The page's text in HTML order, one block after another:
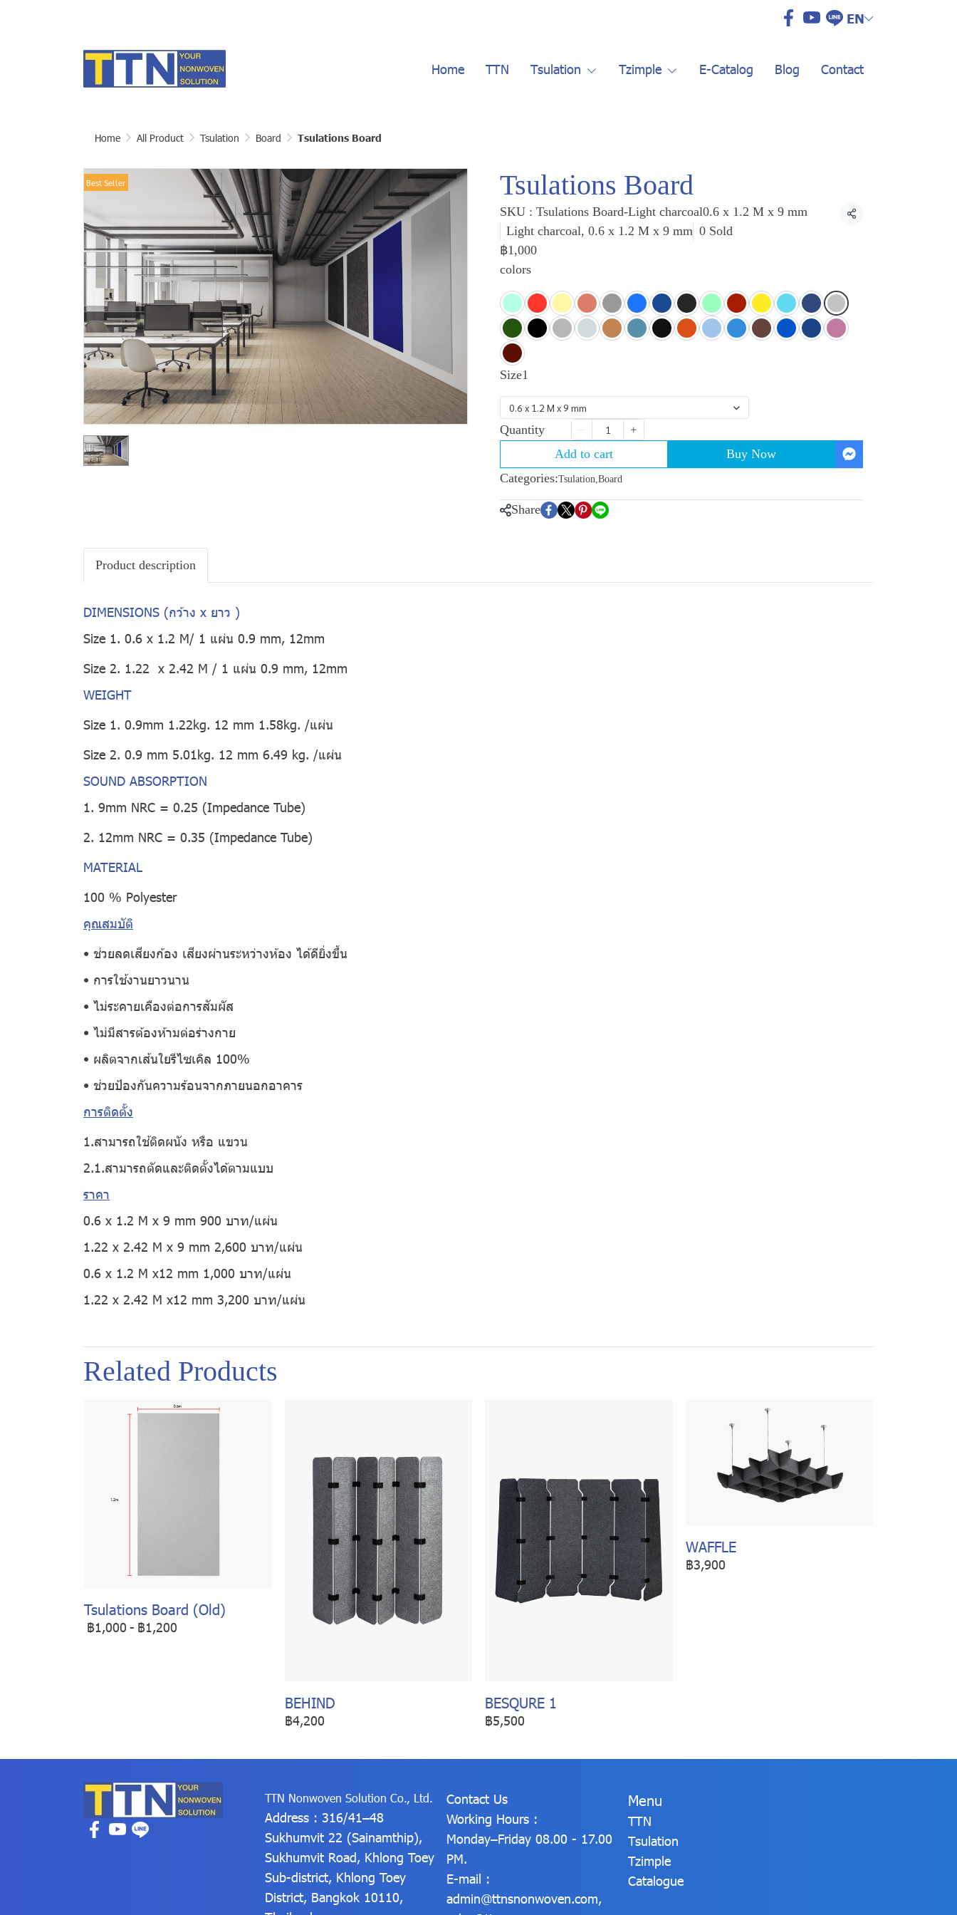
EN
Home TTN Tsulation Tzimple E-Catalog Blog Contact
Home All Product Tsulation Board Tsulations Board
Best Seller Tsulations Board
SKU : Tsulations Board-Light charcoal0.6 x 1.2 M x 9 mm
Light charcoal, 0.6 x 1.2 M x 9 mm 0 Sold
Share
฿1,000
colors
Size1
0.6 x 1.2 M x 9 mm
Quantity
Add to cart
Buy Now
Categories:Tsulation,Board
Share
Product description
DIMENSIONS (กว้าง x ยาว )
Size 1. 0.6 x 1.2 M/ 1 แผ่น 0.9 mm, 12mm
Size 2. 1.22 x 2.42 M / 1 แผ่น 0.9 mm, 12mm
WEIGHT
Size 1. 0.9mm 1.22kg. 12 mm 1.58kg. /แผ่น
Size 2. 0.9 mm 5.01kg. 12 mm 6.49 kg. /แผ่น
SOUND ABSORPTION
1. 9mm NRC = 0.25 (Impedance Tube)
2. 12mm NRC = 0.35 (Impedance Tube)
MATERIAL
100 % Polyester
คุณสมบัติ
• ช่วยลดเสียงก้อง เสียงผ่านระหว่างห้อง ได้ดียิ่งขึ้น
• การใช้งานยาวนาน
• ไม่ระคายเคืองต่อการสัมผัส
• ไม่มีสารต้องห้ามต่อร่างกาย
• ผลิตจากเส้นใยรีไซเคิล 100%
• ช่วยป้องกันความร้อนจากภายนอกอาคาร
การติดตั้ง
1.สามารถใช้ติดผนัง หรือ แขวน
2.1.สามารถตัดและติดตั้งได้ตามแบบ
ราคา
0.6 x 1.2 M x 9 mm 900 บาท/แผ่น
1.22 x 2.42 M x 9 mm 2,600 บาท/แผ่น
0.6 x 1.2 M x12 mm 1,000 บาท/แผ่น
1.22 x 2.42 M x12 mm 3,200 บาท/แผ่น
Related Products
Tsulations Board (Old)
฿1,000 - ฿1,200
BEHIND
฿4,200
BESQURE 1
฿5,500
WAFFLE
฿3,900
TTN Nonwoven Solution Co., Ltd.
Address : 316/41–48
Sukhumvit 22 (Sainamthip),
Sukhumvit Road, Khlong Toey
Sub-district, Khlong Toey
District, Bangkok 10110,
Contact Us
Working Hours :
Monday–Friday 08.00 - 17.00
PM.
E-mail :
admin@ttnsnonwoven.com,
Menu
TTN
Tsulation
Tzimple
Catalogue